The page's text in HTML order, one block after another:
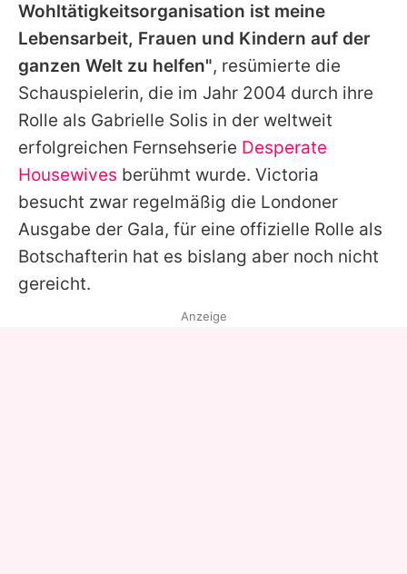
Wohltätigkeitsorganisation ist meine
Lebensarbeit, Frauen und Kindern auf der
ganzen Welt zu helfen", resümierte die
Schauspielerin, die im Jahr 2004 durch ihre
Rolle als Gabrielle Solis in der weltweit
erfolgreichen Fernsehserie Desperate
Housewives berühmt wurde. Victoria
besucht zwar regelmäßig die Londoner
Ausgabe der Gala, für eine offizielle Rolle als
Botschafterin hat es bislang aber noch nicht
gereicht.
Anzeige